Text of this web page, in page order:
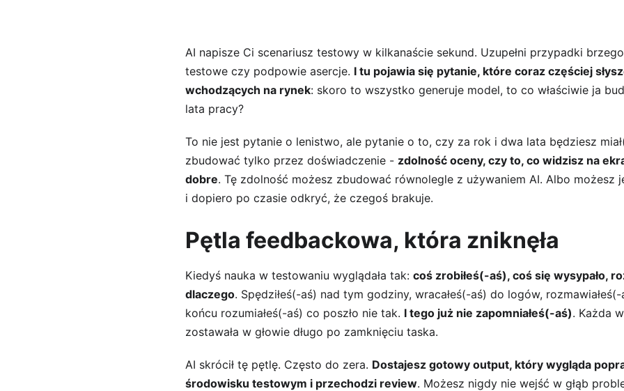
AI napisze Ci scenariusz testowy w kilkanaście sekund. Uzupełni przypadki
testowe czy podpowie asercje. I tu pojawia się pytanie, które coraz częściej
wchodzących na rynek: skoro to wszystko generuje model, to co właściwie ja
lata pracy?
To nie jest pytanie o lenistwo, ale pytanie o to, czy za rok i dwa lata będziesz
zbudować tylko przez doświadczenie - zdolność oceny, czy to, co widzisz na
dobre. Tę zdolność możesz zbudować równolegle z używaniem AI. Albo możesz
i dopiero po czasie odkryć, że czegoś brakuje.
Pętla feedbackowa, która zniknęła
Kiedyś nauka w testowaniu wyglądała tak: coś zrobiłeś(-aś), coś się wysypało,
dlaczego. Spędziłeś(-aś) nad tym godziny, wracałeś(-aś) do logów,
końcu rozumiałeś(-aś) co poszło nie tak. I tego już nie zapomniałeś(-aś). Każda
zostawała w głowie długo po zamknięciu taska.
AI skrócił tę pętlę. Często do zera. Dostajesz gotowy output, który wygląda
środowisku testowym i przechodzi review. Możesz nigdy nie wejść w głąb